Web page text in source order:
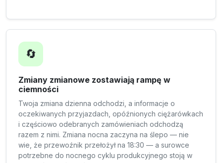
🔄
Zmiany zmianowe zostawiają rampę w
ciemności
Twoja zmiana dzienna odchodzi, a informacje o
oczekiwanych przyjazdach, opóźnionych ciężarówkach
i częściowo odebranych zamówieniach odchodzą
razem z nimi. Zmiana nocna zaczyna na ślepo — nie
wie, że przewoźnik przełożył na 18:30 — a surowce
potrzebne do nocnego cyklu produkcyjnego stoją w